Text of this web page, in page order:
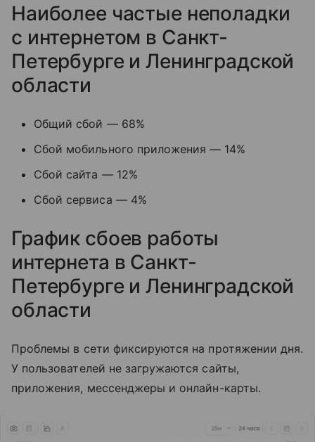
Наиболее частые неполадки
с интернетом в Санкт-
Петербурге и Ленинградской
области
Общий сбой — 68%
Сбой мобильного приложения — 14%
Сбой сайта — 12%
Сбой сервиса — 4%
График сбоев работы
интернета в Санкт-
Петербурге и Ленинградской
области
Проблемы в сети фиксируются на протяжении дня.
У пользователей не загружаются сайты,
приложения, мессенджеры и онлайн-карты.